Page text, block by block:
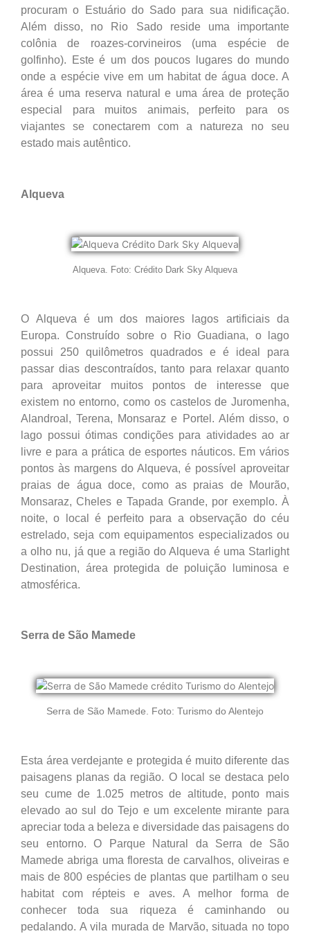
procuram o Estuário do Sado para sua nidificação.
Além disso, no Rio Sado reside uma importante
colônia de roazes-corvineiros (uma espécie de
golfinho). Este é um dos poucos lugares do mundo
onde a espécie vive em um habitat de água doce. A
área é uma reserva natural e uma área de proteção
especial para muitos animais, perfeito para os
viajantes se conectarem com a natureza no seu
estado mais autêntico.
Alqueva
Alqueva. Foto: Crédito Dark Sky Alqueva
O Alqueva é um dos maiores lagos artificiais da
Europa. Construído sobre o Rio Guadiana, o lago
possui 250 quilômetros quadrados e é ideal para
passar dias descontraídos, tanto para relaxar quanto
para aproveitar muitos pontos de interesse que
existem no entorno, como os castelos de Juromenha,
Alandroal, Terena, Monsaraz e Portel. Além disso, o
lago possui ótimas condições para atividades ao ar
livre e para a prática de esportes náuticos. Em vários
pontos às margens do Alqueva, é possível aproveitar
praias de água doce, como as praias de Mourão,
Monsaraz, Cheles e Tapada Grande, por exemplo. À
noite, o local é perfeito para a observação do céu
estrelado, seja com equipamentos especializados ou
a olho nu, já que a região do Alqueva é uma Starlight
Destination, área protegida de poluição luminosa e
atmosférica.
Serra de São Mamede
Serra de São Mamede. Foto: Turismo do Alentejo
Esta área verdejante e protegida é muito diferente das
paisagens planas da região. O local se destaca pelo
seu cume de 1.025 metros de altitude, ponto mais
elevado ao sul do Tejo e um excelente mirante para
apreciar toda a beleza e diversidade das paisagens do
seu entorno. O Parque Natural da Serra de São
Mamede abriga uma floresta de carvalhos, oliveiras e
mais de 800 espécies de plantas que partilham o seu
habitat com répteis e aves. A melhor forma de
conhecer toda sua riqueza é caminhando ou
pedalando. A vila murada de Marvão, situada no topo